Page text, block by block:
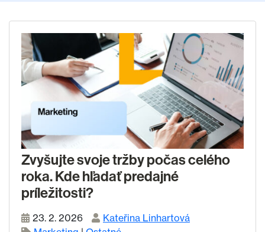
Zvyšujte svoje tržby počas celého
roka. Kde hľadať predajné
príležitosti?
23. 2. 2026
Kateřina Linhartová